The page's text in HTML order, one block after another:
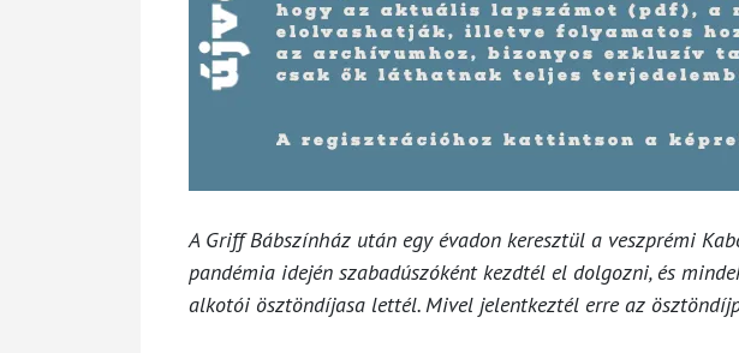
A Griff Bábszínház után egy évadon keresztül a veszprémi
pandémia idején szabadúszóként kezdtél el dolgozni, és
alkotói ösztöndíjasa lettél. Mivel jelentkeztél erre az